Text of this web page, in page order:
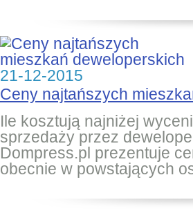
21-12-2015
Ceny najtańszych
Ile kosztują najniżej
sprzedaży przez
Dompress.pl prezentuje
obecnie w powstających